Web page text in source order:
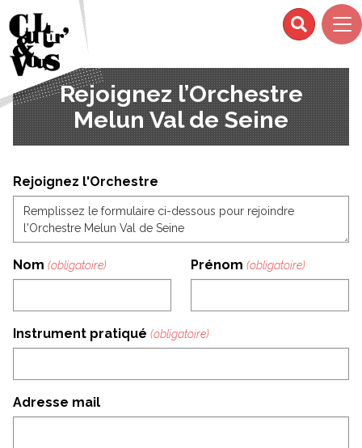
Rejoignez l’Orchestre
Melun Val de Seine
Section
Rejoignez l'Orchestre
Nom Prénom
Instrument pratiqué
Adresse mail